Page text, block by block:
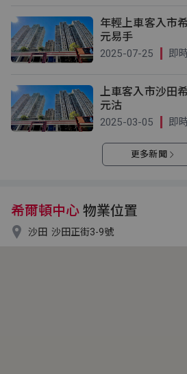
年輕上車客入市
元易手
2025-07-25 即
上車客入市沙田
元沽
2025-03-05 即
更多新聞
希爾頓中心 物業位置
 沙田 沙田正街3-9號